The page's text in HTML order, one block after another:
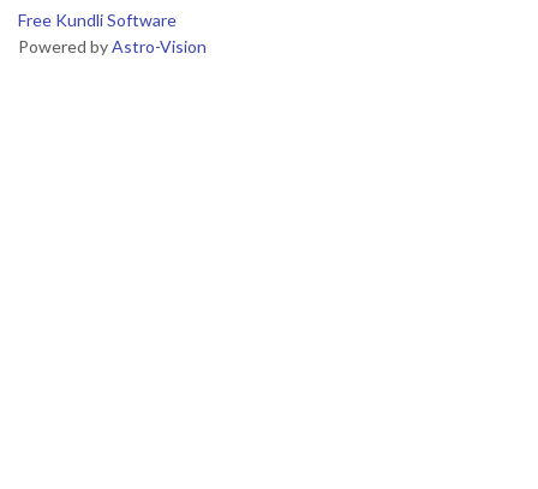
Free Kundli Software
Powered byAstro-Vision